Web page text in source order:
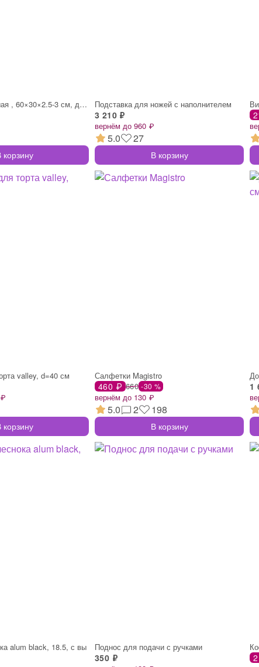
Доска разделочная , 60×30×2.5-3 см, дере
корзину
Подставка для ножей с наполнителем
3 210 ₽
вернём до 960 ₽
5.0 27
В корзину
valley, d=40 см
корзину
Салфетки Magistro
460 ₽ 660 -30 %
вернём до 130 ₽
5.0 2 198
В корзину
1
alum black, 18.5, с вы Поднос для подачи с ручками
350 ₽